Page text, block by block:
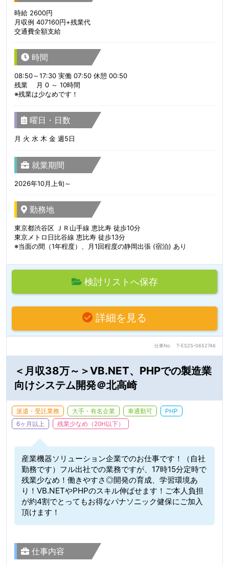
時給 2600円
月収例 407160円+残業代
交通費全額支給
時間
08:50～17:30 実働 07:50 休憩 00:50
残業 月 0 ～ 10時間
※残業は少なめです！
曜日・日数
月 火 水 木 金 週5日
就業期間
2026年10月上旬～
勤務地
東京都渋谷区 ＪＲ山手線 恵比寿 徒歩10分
東京メトロ日比谷線 恵比寿 徒歩13分
※当面の間（1年程度）、月1回程度の静岡出張 (宿泊) あり
検討リストへ保存
詳細を見る
仕事No T-ES25-0652746
＜月収38万～＞VB.NET、PHPでの製造業
向けシステム開発＠北高崎
派遣・受託業務 大手・有名企業 車通勤可
PHP
6ヶ月以上
残業少なめ（20H以下）
産業機器ソリューション企業でのお仕事です！（自社
勤務です）フル出社での業務ですが、17時15分定時で
残業少なめ！働きやすさ◎開発の育成、学習環境あ
り！VB.NETやPHPのスキル伸ばせます！ご本人負担
が約4割でとってもお得なパナソニック健保にご加入
頂けます！
仕事内容